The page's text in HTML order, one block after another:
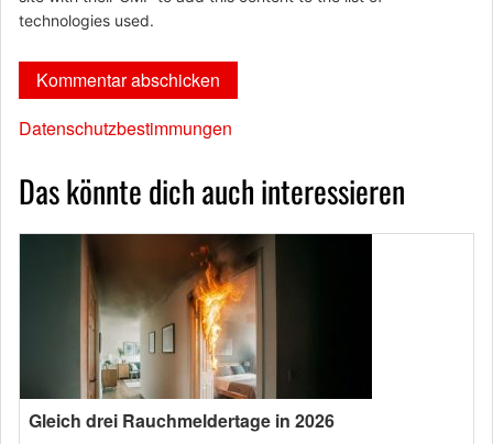
technologies used.
Datenschutzbestimmungen
Das könnte dich auch interessieren
Gleich drei Rauchmeldertage in 2026